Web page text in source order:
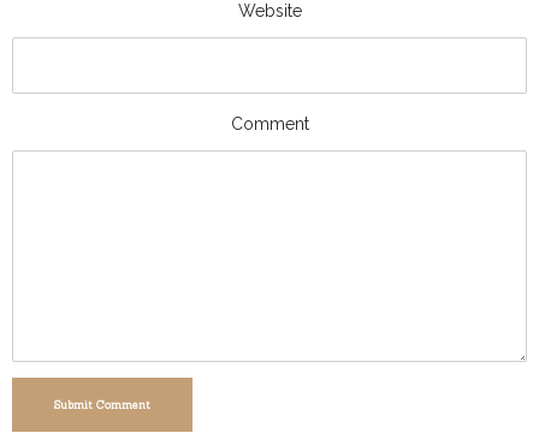
Website
Comment
Submit Comment